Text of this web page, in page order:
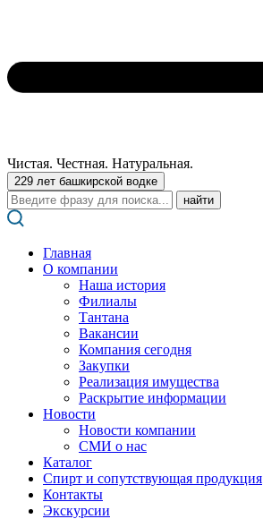
Чистая. Честная. Натуральная.
229 лет башкирской водке
Поиск:
Главная
О компании
Наша история
Филиалы
Тантана
Вакансии
Компания сегодня
Закупки
Реализация имущества
Раскрытие информации
Новости
Новости компании
СМИ о нас
Каталог
Спирт и сопутствующая продукция
Контакты
Экскурсии